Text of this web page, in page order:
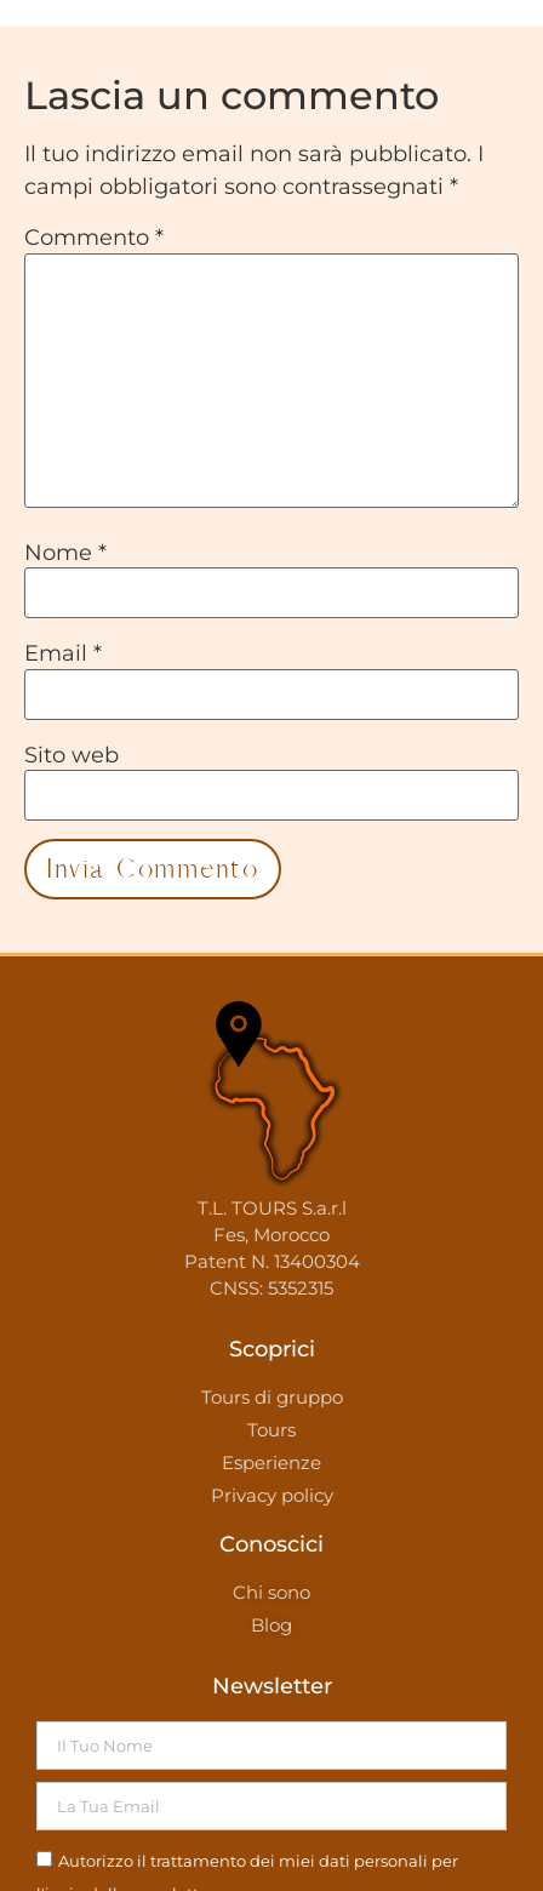
Lascia un commento
Il tuo indirizzo email non sarà pubblicato. I
campi obbligatori sono contrassegnati *
Commento *
Nome *
Email *
Sito web
T.L. TOURS S.a.r.l
Fes, Morocco
Patent N. 13400304
CNSS: 5352315
Scoprici
Tours di gruppo
Tours
Esperienze
Privacy policy
Conoscici
Chi sono
Blog
Newsletter
Autorizzo il trattamento dei miei dati personali per